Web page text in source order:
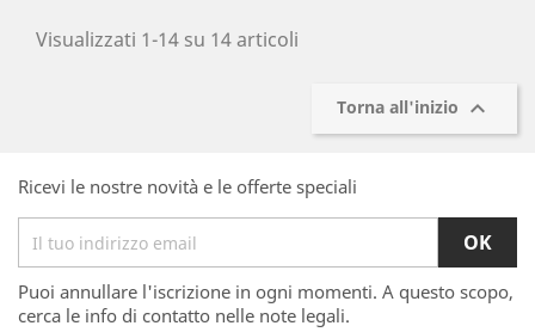
Visualizzati 1-14 su 14 articoli
Torna all'inizio 
Ricevi le nostre novità e le offerte speciali
Puoi annullare l'iscrizione in ogni momenti. A questo scopo,
cerca le info di contatto nelle note legali.